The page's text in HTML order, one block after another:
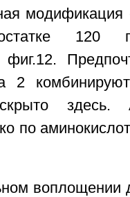
120
2
здесь.
по
воплощении